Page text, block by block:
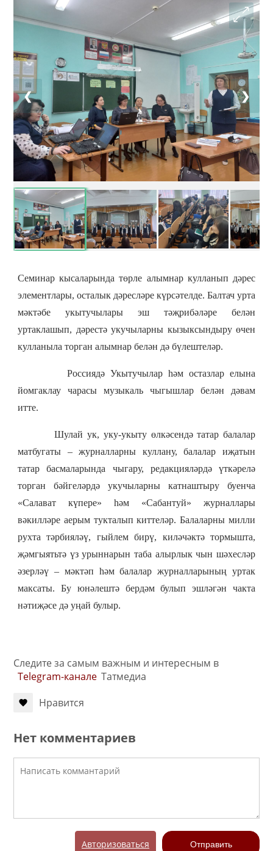
❮ ❯
Семинар кысаларында төрле алымнар кулланып дәрес
элементлары, осталык дәресләре күрсәтелде. Балтач урта
мәктәбе укытучылары эш тәҗрибәләре белән
уртаклашып, дәрестә укучыларны кызыксындыру өчен
кулланыла торган алымнар белән дә бүлештеләр.
Россиядә Укытучылар һәм остазлар елына
йомгаклау чарасы музыкаль чыгышлар белән дәвам
итте.
Шулай ук, уку-укыту өлкәсендә татар балалар
матбугаты – журналларны куллану, балалар иҗатын
татар басмаларында чыгару, редакцияләрдә үткәрелә
торган бәйгеләрдә укучыларны катнаштыру буенча
«Салават күпере» һәм «Сабантуй» журналлары
вәкилләре аерым тукталып киттеләр. Балаларны милли
рухта тәрбияләү, гыйлем бирү, киләчәктә тормышта,
җәмгыятьтә үз урыннарын таба алырлык чын шәхесләр
әзерләү – мәктәп һәм балалар журналларының уртак
максаты. Бу юнәлештә бердәм булып эшләгән чакта
нәтиҗәсе дә уңай булыр.
Следите за самым важным и интересным в
Telegram-канале Татмедиа
Нравится
Нет комментариев
Авторизоваться Отправить